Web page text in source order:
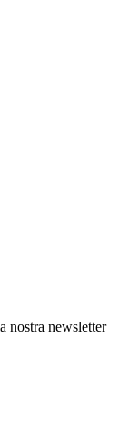
nostra newsletter